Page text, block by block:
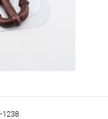
1238